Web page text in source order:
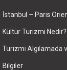
İstanbul – Paris
Kültür Turizmi Nedir?
Turizmi Algılamada
Bilgiler